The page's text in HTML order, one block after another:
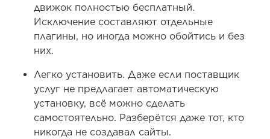
движок полностью бесплатный.
Исключение составляют отдельные
плагины, но иногда можно обойтись и без
них.
Легко установить. Даже если поставщик
услуг не предлагает автоматическую
установку, всё можно сделать
самостоятельно. Разберётся даже тот, кто
никогда не создавал сайты.